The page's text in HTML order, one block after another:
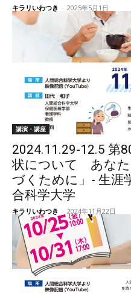
キラリいわつき - 2025年5月1日
講演・講座
2024.11.29-12.5 第
状について あなた
づくために」- 生涯
合科学大学
キラリいわつき - 2024年11月22日